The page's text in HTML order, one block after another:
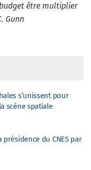
budget être multiplier
Gunn
s’unissent pour
scène spatiale
du CNES par